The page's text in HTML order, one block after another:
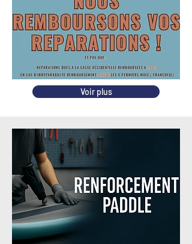
Voir plus